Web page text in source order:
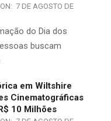
ON: 7 DE AGOSTO DE
do Dia dos
buscam
em Wiltshire
Cinematográficas
10 Milhões